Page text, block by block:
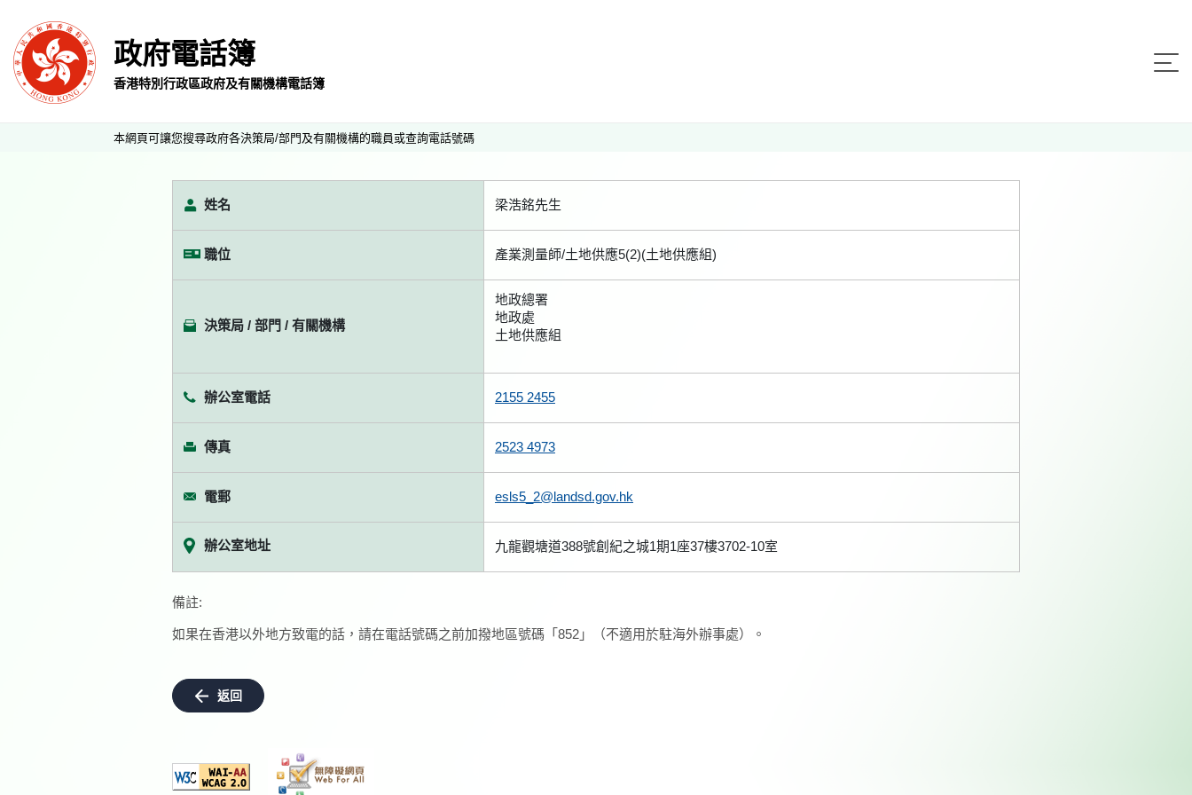
政府電話簿
香港特別行政區政府及有關機構電話簿
本網頁可讓您搜尋政府各決策局/部門及有關機構的職員或查詢電話號碼
姓名 梁浩銘先生
職位 產業測量師/土地供應5(2)(土地供應組)
決策局 / 部門 / 有關機構
地政總署
地政處
土地供應組
辦公室電話 2155 2455
傳真 2523 4973
電郵 esls5_2@landsd.gov.hk
辦公室地址 九龍觀塘道388號創紀之城1期1座37樓3702-10室
備註:
如果在香港以外地方致電的話，請在電話號碼之前加撥地區號碼「852」（不適用於駐海外辦事處）。
返回